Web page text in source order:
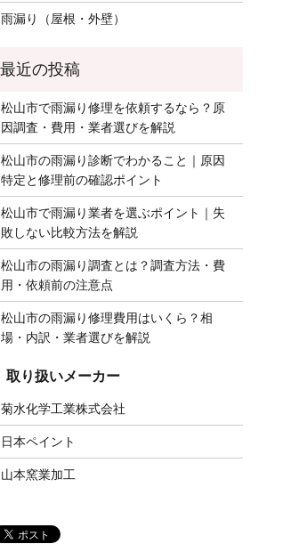
雨漏り（屋根・外壁）
松山市で雨漏り修理を依頼するなら？原
因調査・費用・業者選びを解説
松山市の雨漏り診断でわかること｜原因
特定と修理前の確認ポイント
松山市で雨漏り業者を選ぶポイント｜失
敗しない比較方法を解説
松山市の雨漏り調査とは？調査方法・費
用・依頼前の注意点
松山市の雨漏り修理費用はいくら？相
場・内訳・業者選びを解説
菊水化学工業株式会社
日本ペイント
山本窯業加工